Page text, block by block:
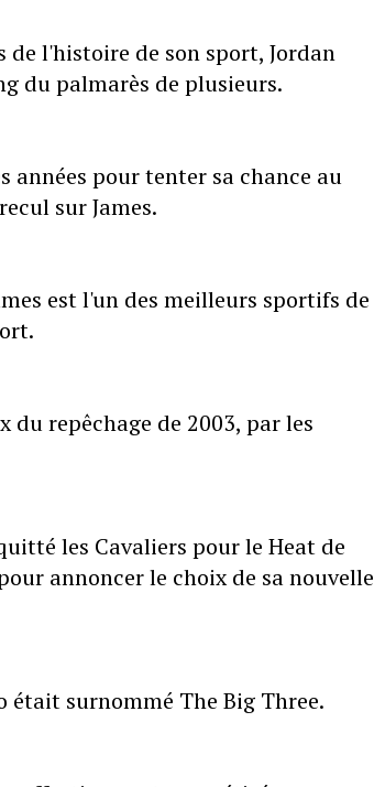
de l'histoire de son sport, Jordan
du palmarès de plusieurs.
années pour tenter sa chance au
sur James.
est l'un des meilleurs sportifs de
du repêchage de 2003, par les
les Cavaliers pour le Heat de
annoncer le choix de sa nouvelle
était surnommé The Big Three.